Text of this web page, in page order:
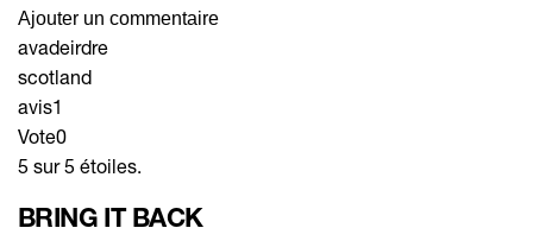
Ajouter un commentaire
avadeirdre
scotland
avis1
Vote0
5 sur 5 étoiles.
BRING IT BACK